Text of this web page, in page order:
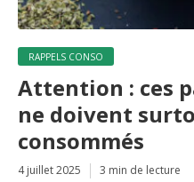
RAPPELS CONSO
Attention : ces
ne doivent
consommés
4 juillet 2025 3 min de lecture